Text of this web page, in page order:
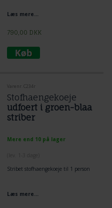
Læs mere...
790,00 DKK
Varenr. C234r
Stofhaengekoeje
udfoert i groen-blaa
striber
Mere end 10 på lager
Stribet stofhaengekoeje til 1 person
Læs mere...